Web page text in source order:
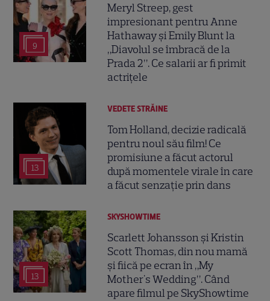
9
Meryl Streep, gest
impresionant pentru Anne
Hathaway și Emily Blunt la
„Diavolul se îmbracă de la
Prada 2”. Ce salarii ar fi primit
actrițele
13
VEDETE STRĂINE
Tom Holland, decizie radicală
pentru noul său film! Ce
promisiune a făcut actorul
după momentele virale în care
a făcut senzație prin dans
13
SKYSHOWTIME
Scarlett Johansson și Kristin
Scott Thomas, din nou mamă
și fiică pe ecran în „My
Mother's Wedding”. Când
apare filmul pe SkyShowtime